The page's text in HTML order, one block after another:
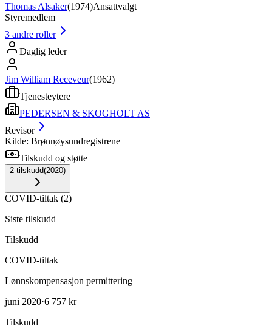
Thomas Alsaker(1974)Ansattvalgt
Styremedlem
3 andre roller
Daglig leder
Jim William Receveur(1962)
Tjenesteytere
PEDERSEN & SKOGHOLT AS
Revisor
Kilde: Brønnøysundregistrene
Tilskudd og støtte
2 tilskudd(2020)
COVID-tiltak (2)
Siste tilskudd
Tilskudd
COVID-tiltak
Lønnskompensasjon permittering
juni 2020·6 757 kr
Tilskudd